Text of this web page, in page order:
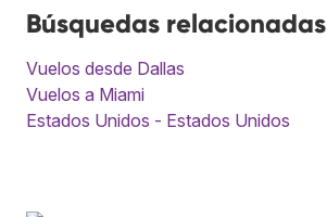
Búsquedas relacionadas
Vuelos desde Dallas
Vuelos a Miami
Estados Unidos - Estados Unidos